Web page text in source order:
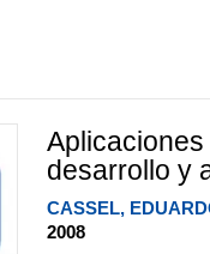
desarrollo y
CASSEL,
2008